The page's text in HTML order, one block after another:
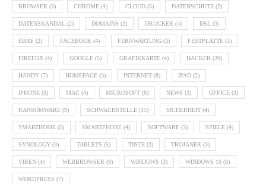
BROWSER (3) CHROME (4) CLOUD (5) DATENSCHUTZ (2)
DATENSKANDAL (2) DOMAINS (2) DRUCKER (4) DSL (3)
EBAY (2) FACEBOOK (4) FERNWARTUNG (3) FESTPLATTE (5)
FIREFOX (4) GOOGLE (5) GRAFIKKARTE (4) HACKER (20)
HANDY (7) HOMEPAGE (3) INTERNET (8) IPAD (2)
IPHONE (3) MAC (4) MICROSOFT (6) NEWS (3) OFFICE (3)
RANSOMWARE (9) SCHWACHSTELLE (15) SICHERHEIT (4)
SMARTHOME (5) SMARTPHONE (4) SOFTWARE (3) SPIELE (4)
SYNOLOGY (3) TABLETS (5) TINTE (3) TROJANER (3)
VIREN (4) WEBBROWSER (9) WINDOWS (3) WINDOWS 10 (8)
WORDPRESS (7)